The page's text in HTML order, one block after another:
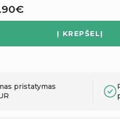
€
Į KREPŠELĮ
pristatymas